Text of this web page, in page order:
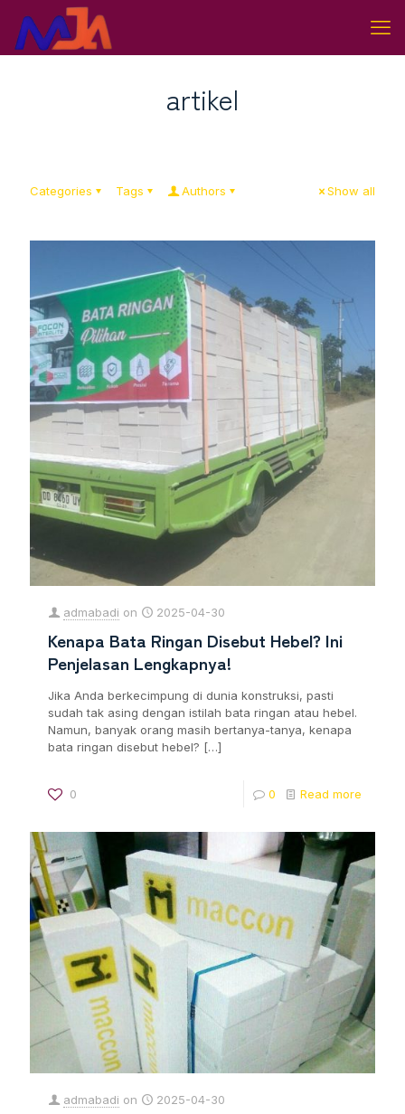
artikel
Categories Tags Authors Show all
admabadi on 2025-04-30
Kenapa Bata Ringan Disebut Hebel? Ini
Penjelasan Lengkapnya!
Jika Anda berkecimpung di dunia konstruksi, pasti
sudah tak asing dengan istilah bata ringan atau hebel.
Namun, banyak orang masih bertanya-tanya, kenapa
bata ringan disebut hebel? […]
0 0 Read more
admabadi on 2025-04-30